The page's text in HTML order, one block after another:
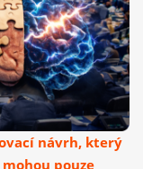
návrh, který
pouze